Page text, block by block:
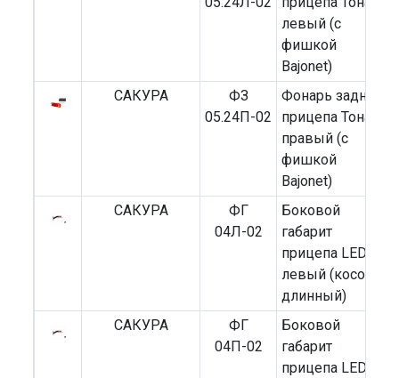
левый (с
фишкой
Bajonet)
САКУРА
ФЗ
05.24П-02
Фонарь задний
прицепа Тонар
правый (с
фишкой
Bajonet)
САКУРА
ФГ
04Л-02
Боковой
габарит
прицепа LED
левый (косой,
длинный)
САКУРА
ФГ
04П-02
Боковой
габарит
прицепа LED